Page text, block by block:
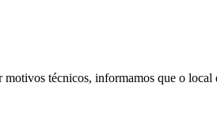
técnicos, informamos que o